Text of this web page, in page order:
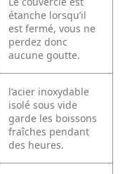
étanche lorsqu’il
est fermé, vous ne
perdez donc
aucune goutte.
l’acier inoxydable
isolé sous vide
garde les boissons
fraîches pendant
des heures.